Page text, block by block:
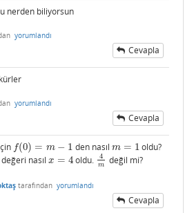
nerden biliyorsun
yorumlandı
Cevapla
yorumlandı
Cevapla
f(0) = m − 1
f(0)= m− 1 den nasıl m = 1
m= 1
oldu?
nasıl x = 4
x= 4 oldu. 4
m
4m değil mi?
tarafından yorumlandı
Cevapla